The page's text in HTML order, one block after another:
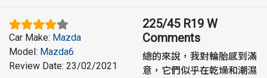
Car Make: Mazda
Model: Mazda6
Review Date: 23/02/2021
225/45 R19 W
Comments
總的來說，我對輪胎感到滿
意，它們似乎在乾燥和潮濕